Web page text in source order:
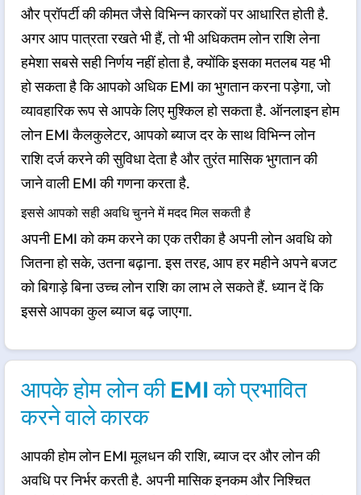
और प्रॉपर्टी की कीमत जैसे विभिन्न कारकों पर आधारित होती है.
अगर आप पात्रता रखते भी हैं, तो भी अधिकतम लोन राशि लेना
हमेशा सबसे सही निर्णय नहीं होता है, क्योंकि इसका मतलब यह भी
हो सकता है कि आपको अधिक EMI का भुगतान करना पड़ेगा, जो
व्यावहारिक रूप से आपके लिए मुश्किल हो सकता है. ऑनलाइन होम
लोन EMI कैलकुलेटर, आपको ब्याज दर के साथ विभिन्न लोन
राशि दर्ज करने की सुविधा देता है और तुरंत मासिक भुगतान की
जाने वाली EMI की गणना करता है.
इससे आपको सही अवधि चुनने में मदद मिल सकती है
अपनी EMI को कम करने का एक तरीका है अपनी लोन अवधि को
जितना हो सके, उतना बढ़ाना. इस तरह, आप हर महीने अपने बजट
को बिगाड़े बिना उच्च लोन राशि का लाभ ले सकते हैं. ध्यान दें कि
इससे आपका कुल ब्याज बढ़ जाएगा.
आपके होम लोन की EMI को प्रभावित
करने वाले कारक
​आपकी होम लोन EMI मूलधन की राशि, ब्याज दर और लोन की
अवधि पर निर्भर करती है. अपनी मासिक इनकम और निश्चित